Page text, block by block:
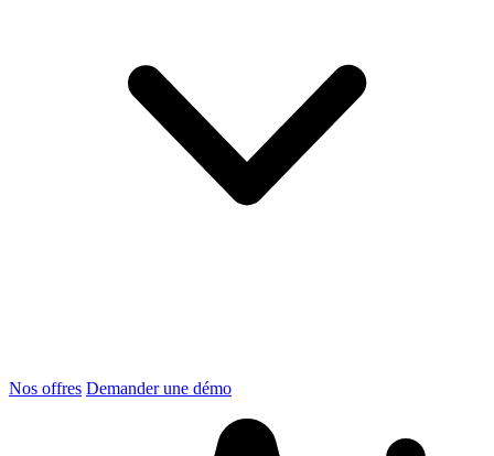
Nos offres Demander une démo